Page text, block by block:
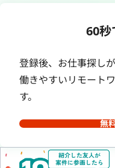
60秒
登録後、お仕事探し
働きやすいリモート
す。
無